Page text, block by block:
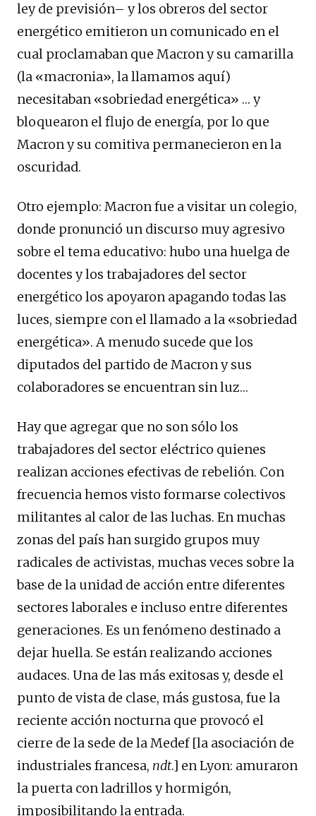
ley de previsión– y los obreros del sector
energético emitieron un comunicado en el
cual proclamaban que Macron y su camarilla
(la «macronia», la llamamos aquí)
necesitaban «sobriedad energética» … y
bloquearon el flujo de energía, por lo que
Macron y su comitiva permanecieron en la
oscuridad.
Otro ejemplo: Macron fue a visitar un colegio,
donde pronunció un discurso muy agresivo
sobre el tema educativo: hubo una huelga de
docentes y los trabajadores del sector
energético los apoyaron apagando todas las
luces, siempre con el llamado a la «sobriedad
energética». A menudo sucede que los
diputados del partido de Macron y sus
colaboradores se encuentran sin luz…
Hay que agregar que no son sólo los
trabajadores del sector eléctrico quienes
realizan acciones efectivas de rebelión. Con
frecuencia hemos visto formarse colectivos
militantes al calor de las luchas. En muchas
zonas del país han surgido grupos muy
radicales de activistas, muchas veces sobre la
base de la unidad de acción entre diferentes
sectores laborales e incluso entre diferentes
generaciones. Es un fenómeno destinado a
dejar huella. Se están realizando acciones
audaces. Una de las más exitosas y, desde el
punto de vista de clase, más gustosa, fue la
reciente acción nocturna que provocó el
cierre de la sede de la Medef [la asociación de
industriales francesa, ndt.] en Lyon: amuraron
la puerta con ladrillos y hormigón,
imposibilitando la entrada.